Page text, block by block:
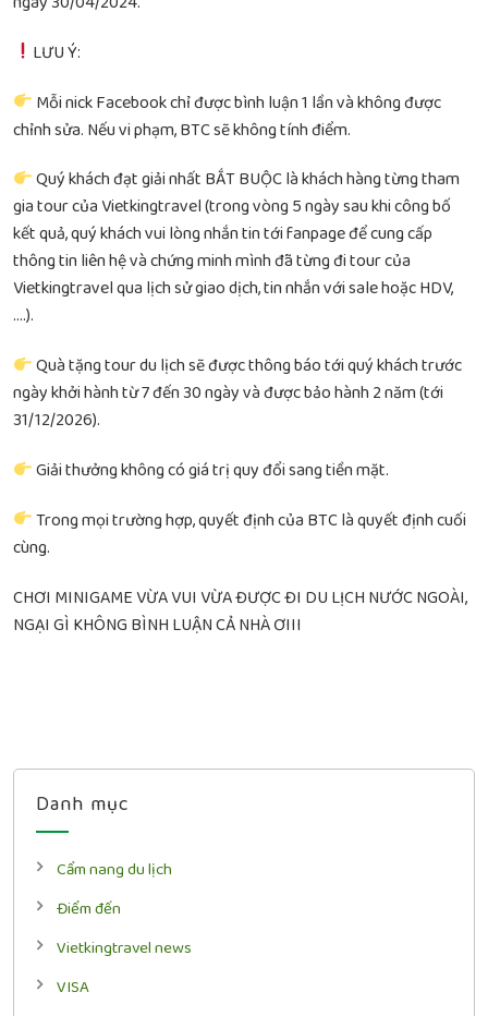
LƯU Ý:
Mỗi nick Facebook chỉ được bình luận 1 lần và không được
chỉnh sửa. Nếu vi phạm, BTC sẽ không tính điểm.
Quý khách đạt giải nhất BẮT BUỘC là khách hàng từng tham
gia tour của Vietkingtravel (trong vòng 5 ngày sau khi công bố
kết quả, quý khách vui lòng nhắn tin tới fanpage để cung cấp
thông tin liên hệ và chứng minh mình đã từng đi tour của
Vietkingtravel qua lịch sử giao dịch, tin nhắn với sale hoặc HDV,
….).
Quà tặng tour du lịch sẽ được thông báo tới quý khách trước
ngày khởi hành từ 7 đến 30 ngày và được bảo hành 2 năm (tới
31/12/2026).
Giải thưởng không có giá trị quy đổi sang tiền mặt.
Trong mọi trường hợp, quyết định của BTC là quyết định cuối
cùng.
CHƠI MINIGAME VỪA VUI VỪA ĐƯỢC ĐI DU LỊCH NƯỚC NGOÀI,
NGẠI GÌ KHÔNG BÌNH LUẬN CẢ NHÀ ƠIII
Danh mục
Cẩm nang du lịch
Điểm đến
Vietkingtravel news
VISA